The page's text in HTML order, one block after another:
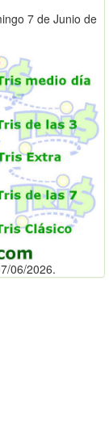
7 de Junio de
06/2026.